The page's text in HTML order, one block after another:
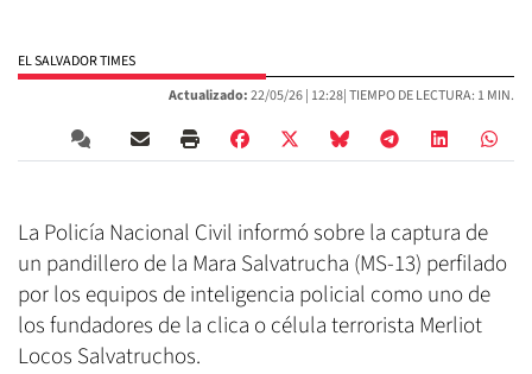
EL SALVADOR TIMES
Actualizado:22/05/26 | 12:28| TIEMPO DE LECTURA: 1 MIN.
La Policía Nacional Civil informó sobre la captura de
un pandillero de la Mara Salvatrucha (MS-13) perfilado
por los equipos de inteligencia policial como uno de
los fundadores de la clica o célula terrorista Merliot
Locos Salvatruchos.